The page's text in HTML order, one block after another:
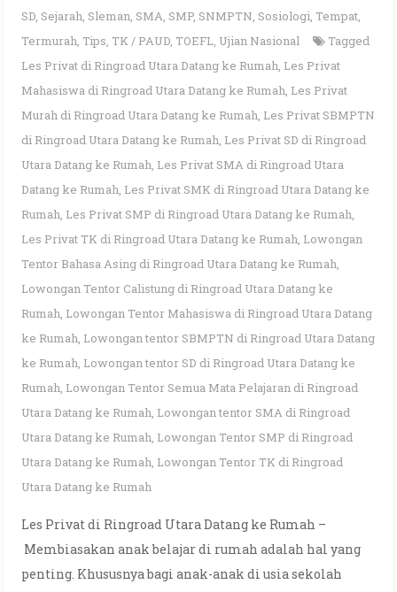
SD, Sejarah, Sleman, SMA, SMP, SNMPTN, Sosiologi, Tempat,
Termurah, Tips, TK / PAUD, TOEFL, Ujian Nasional
Tagged
Les Privat di Ringroad Utara Datang ke Rumah, Les Privat
Mahasiswa di Ringroad Utara Datang ke Rumah, Les Privat
Murah di Ringroad Utara Datang ke Rumah, Les Privat SBMPTN
di Ringroad Utara Datang ke Rumah, Les Privat SD di Ringroad
Utara Datang ke Rumah, Les Privat SMA di Ringroad Utara
Datang ke Rumah, Les Privat SMK di Ringroad Utara Datang ke
Rumah, Les Privat SMP di Ringroad Utara Datang ke Rumah,
Les Privat TK di Ringroad Utara Datang ke Rumah, Lowongan
Tentor Bahasa Asing di Ringroad Utara Datang ke Rumah,
Lowongan Tentor Calistung di Ringroad Utara Datang ke
Rumah, Lowongan Tentor Mahasiswa di Ringroad Utara Datang
ke Rumah, Lowongan tentor SBMPTN di Ringroad Utara Datang
ke Rumah, Lowongan tentor SD di Ringroad Utara Datang ke
Rumah, Lowongan Tentor Semua Mata Pelajaran di Ringroad
Utara Datang ke Rumah, Lowongan tentor SMA di Ringroad
Utara Datang ke Rumah, Lowongan Tentor SMP di Ringroad
Utara Datang ke Rumah, Lowongan Tentor TK di Ringroad
Utara Datang ke Rumah
Les Privat di Ringroad Utara Datang ke Rumah –
Membiasakan anak belajar di rumah adalah hal yang
penting. Khususnya bagi anak-anak di usia sekolah